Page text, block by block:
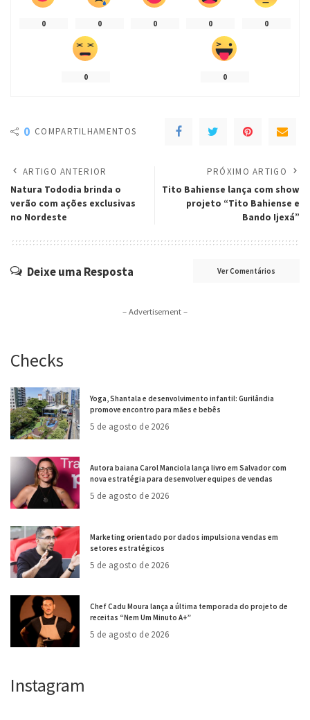
0 0 0 0 0
0 0
0 COMPARTILHAMENTOS
ARTIGO ANTERIOR
Natura Tododia brinda o
verão com ações exclusivas
no Nordeste
PRÓXIMO ARTIGO
Tito Bahiense lança com show
projeto “Tito Bahiense e
Bando Ijexá”
Deixe uma Resposta Ver Comentários
– Advertisement –
Checks
Yoga, Shantala e desenvolvimento infantil: Gurilândia
promove encontro para mães e bebês
5 de agosto de 2026
Autora baiana Carol Manciola lança livro em Salvador com
nova estratégia para desenvolver equipes de vendas
5 de agosto de 2026
Marketing orientado por dados impulsiona vendas em
setores estratégicos
5 de agosto de 2026
Chef Cadu Moura lança a última temporada do projeto de
receitas “Nem Um Minuto A+”
5 de agosto de 2026
Instagram